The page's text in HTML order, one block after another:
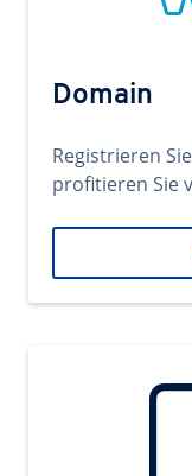
Domain
Registrieren
profitieren Sie